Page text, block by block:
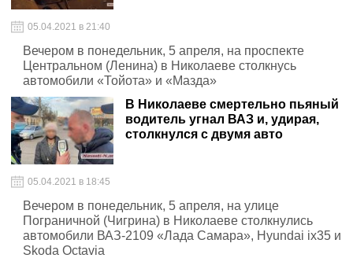
05.04.2021 в 21:40
Вечером в понедельник, 5 апреля, на проспекте
Центральном (Ленина) в Николаеве столкнусь
автомобили «Тойота» и «Мазда»
В Николаеве смертельно пьяный
водитель угнал ВАЗ и, удирая,
столкнулся с двумя авто
05.04.2021 в 18:45
Вечером в понедельник, 5 апреля, на улице
Пограничной (Чигрина) в Николаеве столкнулись
автомобили ВАЗ-2109 «Лада Самара», Hyundai ix35 и
Skoda Octavia